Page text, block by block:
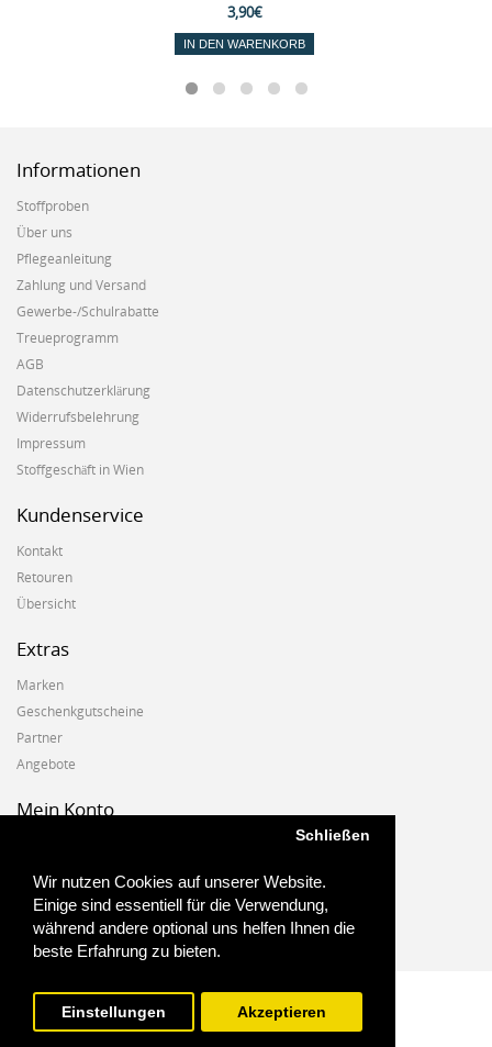
Wir nutzen Cookies auf unserer Website.
Einige sind essentiell für die Verwendung,
während andere optional uns helfen Ihnen die
beste Erfahrung zu bieten.
Schließen
Einstellungen Akzeptieren
3,90€
IN DEN WARENKORB
Informationen
Stoffproben
Über uns
Pflegeanleitung
Zahlung und Versand
Gewerbe-/Schulrabatte
Treueprogramm
AGB
Datenschutzerklärung
Widerrufsbelehrung
Impressum
Stoffgeschäft in Wien
Kundenservice
Kontakt
Retouren
Übersicht
Extras
Marken
Geschenkgutscheine
Partner
Angebote
Mein Konto
Auftragshistorie
Wunschzettel
Newsletter
Biostoffe.at - 2025